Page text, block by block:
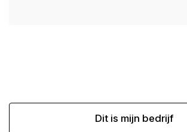
Dit is mijn bedrijf